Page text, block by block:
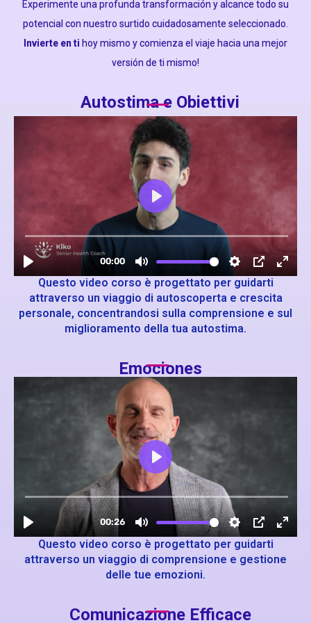
Experimente una profunda transformación y alcance todo su
potencial con nuestro surtido cuidadosamente seleccionado.
Invierte en ti hoy mismo y comienza el viaje hacia una mejor
versión de ti mismo!
Autostima e Obiettivi
Questo video corso è progettato per guidarti
attraverso un viaggio di autoscoperta e crescita
personale, concentrandosi sulla comprensione e sul
miglioramento della tua autostima.
Emociones
Questo video corso è progettato per guidarti
attraverso un viaggio di comprensione e gestione
delle tue emozioni.
Comunicazione Efficace